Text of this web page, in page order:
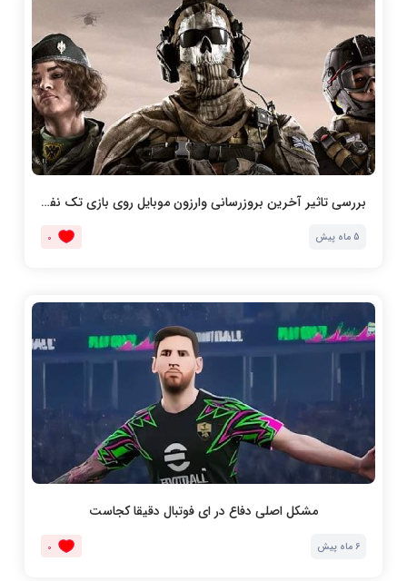
بررسی تاثیر آخرین بروزرسانی وارزون موبایل روی بازی تک نفره و دونفره
5 ماه پیش 0
مشکل اصلی دفاع در ای فوتبال دقیقا کجاست
6 ماه پیش 0